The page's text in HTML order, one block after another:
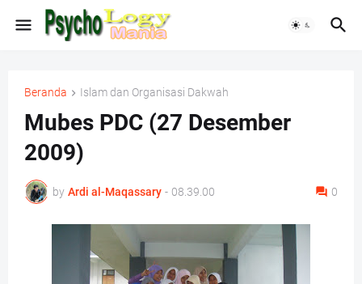
Beranda Islam dan Organisasi Dakwah
Mubes PDC (27 Desember
2009)
by Ardi al-Maqassary - 08.39.00 0